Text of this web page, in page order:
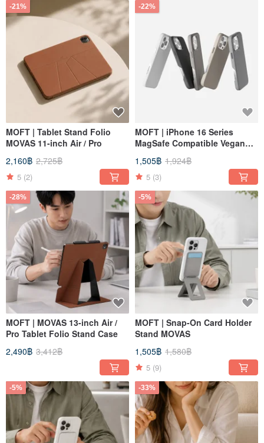
-21%
MOFT | Tablet Stand Folio
MOVAS 11-inch Air / Pro
2,160฿ 2,725฿
5 (2)
-22%
MOFT | iPhone 16 Series
MagSafe Compatible Vegan
Leather Case
1,505฿ 1,924฿
5 (3)
-28%
MOFT | MOVAS 13-inch Air /
Pro Tablet Folio Stand Case
2,490฿ 3,412฿
-5%
MOFT | Snap-On Card Holder
Stand MOVAS
1,505฿ 1,580฿
5 (9)
-5% -33%